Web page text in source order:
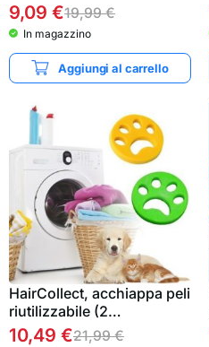
9,09 €19,99€
In magazzino
Aggiungi al carrello
HairCollect, acchiappa peli
riutilizzabile (2…
10,49 €21,99€